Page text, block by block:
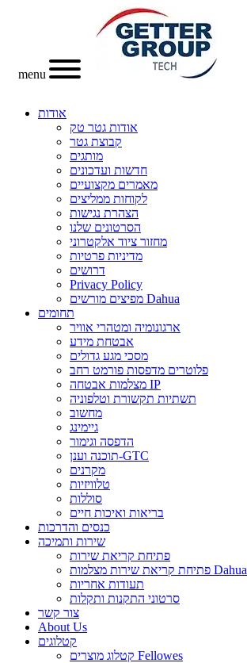
menu
אודות
אודות גטר טק
קבוצת גטר
מותגים
חדשות ועדכונים
מאמרים מקצועיים
לקוחות ממליצים
הצהרת נגישות
הסרטונים שלנו
מחזור ציוד אלקטרוני
מדיניות פרטיות
דרושים
Privacy Policy
מפיצים מורשים Dahua
תחומים
ארגונומיה ומטהרי אוויר
אבטחת מידע
מסכי מגע גדולים
פלוטרים מדפסות פורמט רחב
מצלמות אבטחה IP
תשתיות תקשורת וטלפוניה
מחשוב
גיימינג
הדפסה וגימור
תוכנה וענן-GTC
מקרנים
טלוויזיות
סוללות
בריאות ואיכות חיים
כנסים והדרכות
שירות ותמיכה
פתיחת קריאת שירות
פתיחת קריאת שירות מצלמות Dahua
תעודות אחריות
סרטוני התקנות ותקלות
צור קשר
About Us
קטלוגים
קטלוג מוצרים Fellowes